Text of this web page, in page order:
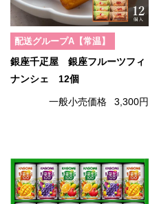
配送グループA【常温】
銀座千疋屋 銀座フルーツフィ
ナンシェ 12個
一般小売価格 3,300円